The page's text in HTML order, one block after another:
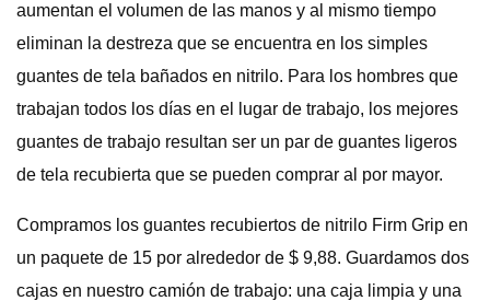
aumentan el volumen de las manos y al mismo tiempo
eliminan la destreza que se encuentra en los simples
guantes de tela bañados en nitrilo. Para los hombres que
trabajan todos los días en el lugar de trabajo, los mejores
guantes de trabajo resultan ser un par de guantes ligeros
de tela recubierta que se pueden comprar al por mayor.
Compramos los guantes recubiertos de nitrilo Firm Grip en
un paquete de 15 por alrededor de $ 9,88. Guardamos dos
cajas en nuestro camión de trabajo: una caja limpia y una